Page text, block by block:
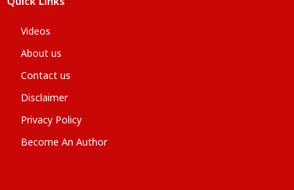
Videos
About us
Contact us
Disclaimer
Privacy Policy
Become An Author